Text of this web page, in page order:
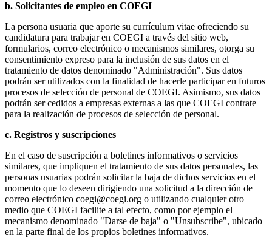
b. Solicitantes de empleo en COEGI
La persona usuaria que aporte su currículum vitae ofreciendo su
candidatura para trabajar en COEGI a través del sitio web,
formularios, correo electrónico o mecanismos similares, otorga su
consentimiento expreso para la inclusión de sus datos en el
tratamiento de datos denominado "Administración". Sus datos
podrán ser utilizados con la finalidad de hacerle participar en futuros
procesos de selección de personal de COEGI. Asimismo, sus datos
podrán ser cedidos a empresas externas a las que COEGI contrate
para la realización de procesos de selección de personal.
c. Registros y suscripciones
En el caso de suscripción a boletines informativos o servicios
similares, que impliquen el tratamiento de sus datos personales, las
personas usuarias podrán solicitar la baja de dichos servicios en el
momento que lo deseen dirigiendo una solicitud a la dirección de
correo electrónico coegi@coegi.org o utilizando cualquier otro
medio que COEGI facilite a tal efecto, como por ejemplo el
mecanismo denominado "Darse de baja" o "Unsubscribe", ubicado
en la parte final de los propios boletines informativos.